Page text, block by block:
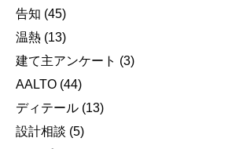
告知 (45)
温熱 (13)
建て主アンケート (3)
AALTO (44)
ディテール (13)
設計相談 (5)